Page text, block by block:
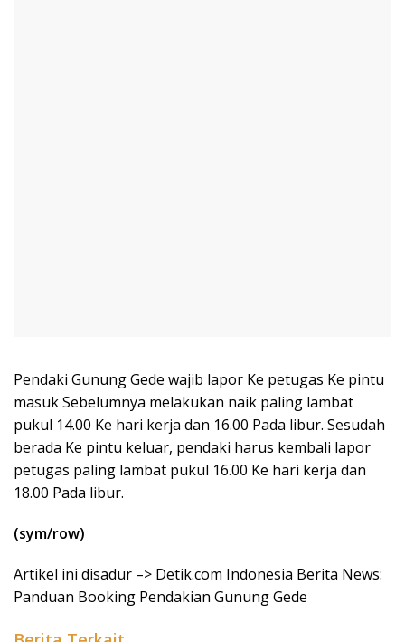
Pendaki Gunung Gede wajib lapor Ke petugas Ke pintu
masuk Sebelumnya melakukan naik paling lambat
pukul 14.00 Ke hari kerja dan 16.00 Pada libur. Sesudah
berada Ke pintu keluar, pendaki harus kembali lapor
petugas paling lambat pukul 16.00 Ke hari kerja dan
18.00 Pada libur.
(sym/row)
Artikel ini disadur –> Detik.com Indonesia Berita News:
Panduan Booking Pendakian Gunung Gede